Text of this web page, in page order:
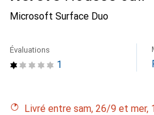
Microsoft Surface Duo
1
Évaluations
Livré entre sam, 26/9 et mer,